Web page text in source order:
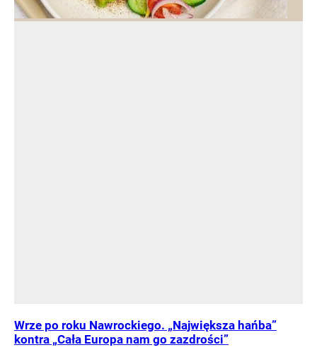
Wrze po roku Nawrockiego. „Największa hańba”
kontra „Cała Europa nam go zazdrości”